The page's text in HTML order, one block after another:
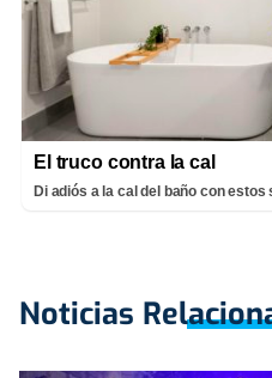
El truco contra la cal
Di adiós a la cal del baño con
Noticias